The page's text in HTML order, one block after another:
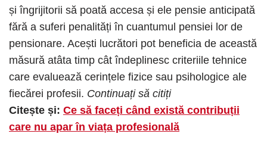
și îngrijitorii să poată accesa și ele pensie anticipată
fără a suferi penalități în cuantumul pensiei lor de
pensionare. Acești lucrători pot beneficia de această
măsură atâta timp cât îndeplinesc criteriile tehnice
care evaluează cerințele fizice sau psihologice ale
fiecărei profesii. Continuați să citiți
Citește și: Ce să faceți când există contribuții
care nu apar în viața profesională